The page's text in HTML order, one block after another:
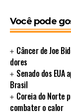
Você pode
Câncer de Joe
dores
Senado dos EUA
Brasil
Coreia do Norte
combater o calor